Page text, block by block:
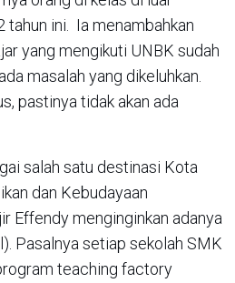
tahun ini. Ia menambahkan
yang mengikuti UNBK sudah
masalah yang dikeluhkan.
pastinya tidak akan ada
salah satu destinasi Kota
dan Kebudayaan
Effendy menginginkan adanya
Pasalnya setiap sekolah SMK
teaching factory